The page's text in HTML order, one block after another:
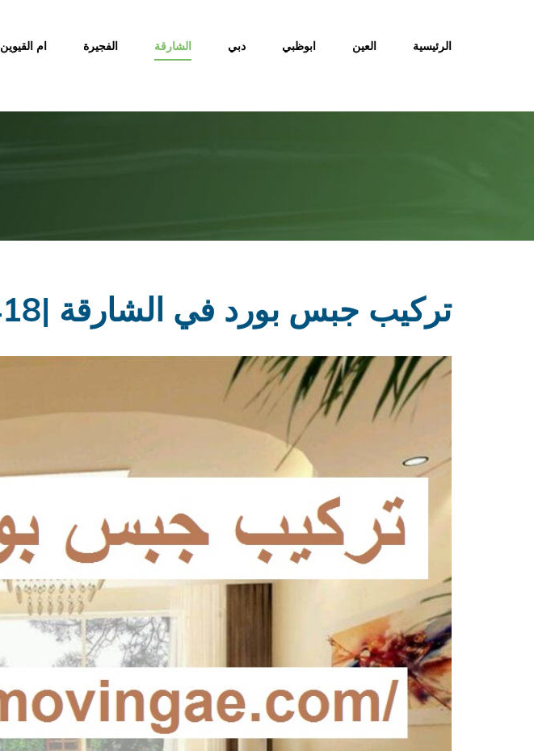
الرئيسية العين ابوظبي دبي الشارقة الفجيرة ام القيوين
تركيب جبس بورد في الشارقة |0509079418| اسقف معلقة
مشاهدة
صورة